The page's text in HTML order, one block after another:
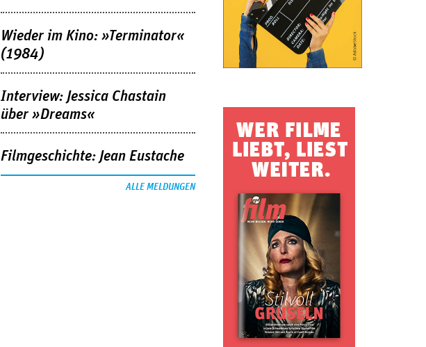
Wieder im Kino: »Terminator«
(1984)
Interview: Jessica Chastain
über »Dreams«
Filmgeschichte: Jean Eustache
ALLE MELDUNGEN